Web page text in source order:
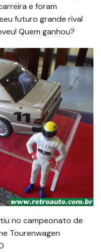
e foram
futuro grande rival
Quem ganhou?
no campeonato de
Tourenwagen